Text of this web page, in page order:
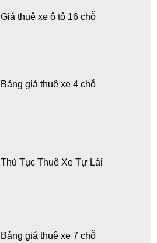
Giá thuê xe ô tô 16 chỗ
Bảng giá thuê xe 4 chỗ
Thủ Tục Thuê Xe Tự Lái
Bảng giá thuê xe 7 chỗ